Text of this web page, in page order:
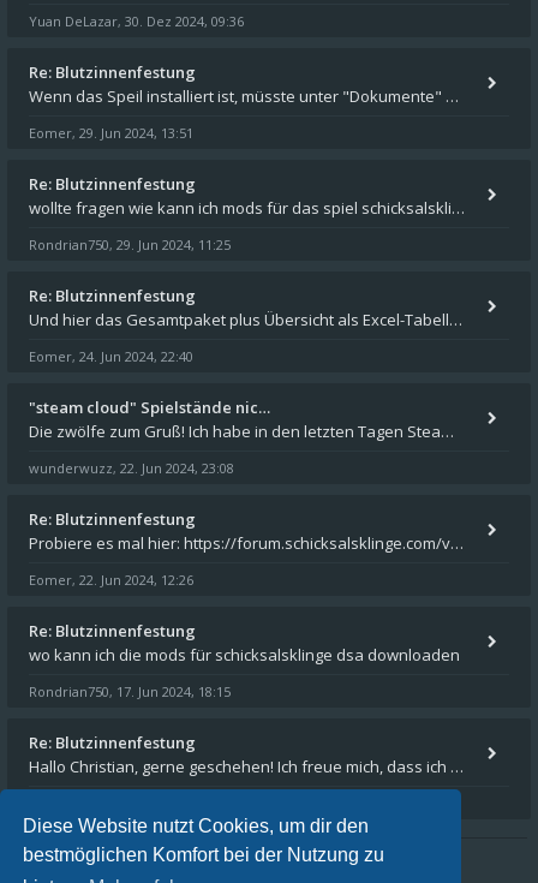
Diese Website nutzt Cookies, um dir den
bestmöglichen Komfort bei der Nutzung zu
Yuan DeLazar, 30. Dez 2024, 09:36
Re: Blutzinnenfestung
Wenn das Speil installiert ist, müsste unter "Dokumente" auf Deinem Rechner ein Verzeichnis "blade of destiny" sein. Dar
Eomer, 29. Jun 2024, 13:51
Re: Blutzinnenfestung
wollte fragen wie kann ich mods für das spiel schicksalsklinge in das spieleverzeichnis kopieren und in welches
Rondrian750, 29. Jun 2024, 11:25
Re: Blutzinnenfestung
Und hier das Gesamtpaket plus Übersicht als Excel-Tabelle: https://forum.schicksalsklinge.com/viewtopic.php?f=239&t=156
Eomer, 24. Jun 2024, 22:40
"steam cloud" Spielstände nic…
Die zwölfe zum Gruß! Ich habe in den letzten Tagen Steam auf meinem Desktop PC mit Windows 11 installiert und über Steam
wunderwuzz, 22. Jun 2024, 23:08
Re: Blutzinnenfestung
Probiere es mal hier: https://forum.schicksalsklinge.com/viewtopic.php?f=239&t=15661
Eomer, 22. Jun 2024, 12:26
Re: Blutzinnenfestung
wo kann ich die mods für schicksalsklinge dsa downloaden
Rondrian750, 17. Jun 2024, 18:15
Re: Blutzinnenfestung
Hallo Christian, gerne geschehen! Ich freue mich, dass ich Dir weiterhelfen konnte - und das Forum weiter "lebt". Denn